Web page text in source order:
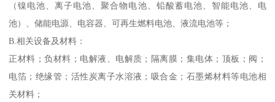
（镍电池、离子电池、聚合物电池、铅酸蓄电池、智能电池、电
池）、储能电源、电容器、可再生燃料电池、液流电池等；
B.相关设备及材料：
正材料；负材料；电解液、电解质；隔离膜；集电体；顶板；阀；
电箔；绝缘管；活性炭离子水溶液；吸合金；石墨烯材料等电池相
关材料；